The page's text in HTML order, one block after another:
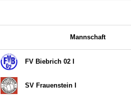
Mannschaft
FV Biebrich 02 I
SV Frauenstein I